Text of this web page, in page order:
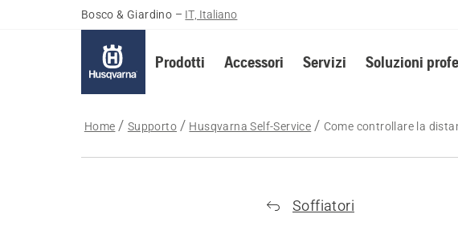
Bosco & Giardino – IT, Italiano
Prodotti Accessori Servizi Soluzioni
Home Supporto Husqvarna Self-Service Come controllare la
Soffiatori